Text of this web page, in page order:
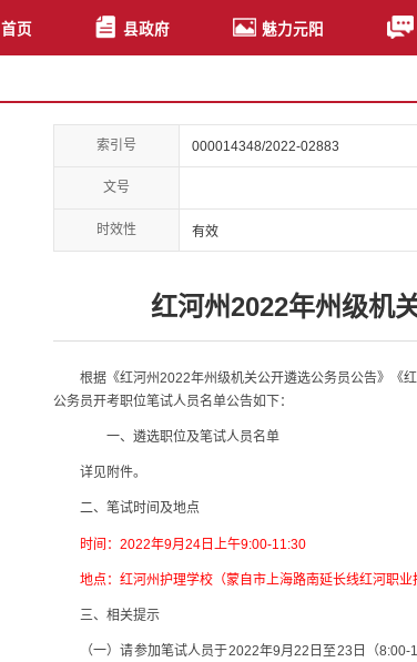
首页 县政府 魅力元阳
索引号 000014348/2022-02883
文号
时效性 有效
红河州2022年州级机
根据《红河州2022年州级机关公开遴选公务员公告》《
公务员开考职位笔试人员名单公告如下：
一、遴选职位及笔试人员名单
详见附件。
二、笔试时间及地点
时间：2022年9月24日上午9:00-11:30
地点：红河州护理学校（蒙自市上海路南延长线红河职业
三、相关提示
（一）请参加笔试人员于2022年9月22 日至23 日（8:00-